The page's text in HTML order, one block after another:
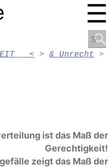
☰
> & Unrecht
ist das Maß der
Gerechtigkeit!
zeigt das Maß der